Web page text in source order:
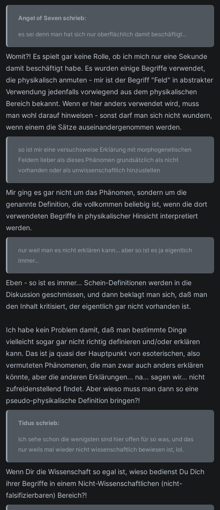
Angel of Seven schrieb:
es sei denn man hat sich nur oberflächlich damit beschäftigt...
Womit?! Es spielt gar keine Rolle, ob ich mich nur eine Sekunde
damit beschäftigt habe. Es wurden einige Begriffe verwendet,
die physikalisch anmuten - mir ist der Begriff "Feld" in abstrakter
Verwendung jedenfalls vorwiegend aus dem physikalischen
Bereich bekannt. Wenn er hier anders verwendet wird, muss
man wohl darauf hinweisen - sonst darf man sich nicht wundern,
wenn einem die Sätze auseinandergenommen werden.
so ist mir eine versuchsweise Erklärung mit morphogenetischen
Feldern lieber als dieses Phänomen grundsätzlich als nicht
vorhanden oder als unwissenschaftlich hinzustellen
Mir ging es gar nicht um das Phänomen, sondern um die
genannte Definition, die vollkommen beliebig ist, wenn die dort
verwendeten Begriffe in physikalischer Hinsicht interpretiert
werden.
nur weil man es nicht erklären kann... aber so ist es ja eigentlich
immer...
Eben - so ist es immer... Schein-Definitionen werden in die
Diskussion geschmissen, und dann beklagt man sich, daß man
den Inhalt kritisiert, der eigentlich gar nicht vorhanden ist.
Ich habe kein Problem damit, daß man bestimmte Dinge
vielleicht sogar gar nicht richtig definieren und/oder erklären
kann. Das ist ja quasi der Hauptpunkt von esoterischen, also
vermuteten Phänomenen, die man zwar auch anders erklären
könnte, aber die anderen Erklärungen... na... sagen wir... nicht
zufreidenstellend findet. Aber wieso muss man dann so eine
pseudo-physikalische Definition bringen?!
Tidus schrieb:
Ich sehe schon die wenigsten sind hier offen für so was, und das
nur weils mal wieder nicht wissenschaftlich bewiesen ist, lol.
Wenn Dir die Wissenschaft so egal ist, wieso bedienst Du Dich
ihrer Begriffe in einem Nicht-Wissenschaftlichen (nicht-
falsifizierbaren) Bereich?!